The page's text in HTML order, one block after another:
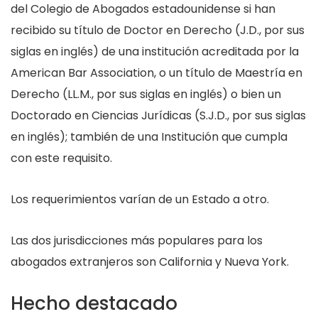
del Colegio de Abogados estadounidense si han
recibido su título de Doctor en Derecho (J.D., por sus
siglas en inglés) de una institución acreditada por la
American Bar Association, o un título de Maestría en
Derecho (LL.M., por sus siglas en inglés) o bien un
Doctorado en Ciencias Jurídicas (S.J.D., por sus siglas
en inglés); también de una Institución que cumpla
con este requisito.
Los requerimientos varían de un Estado a otro.
Las dos jurisdicciones más populares para los
abogados extranjeros son California y Nueva York.
Hecho destacado